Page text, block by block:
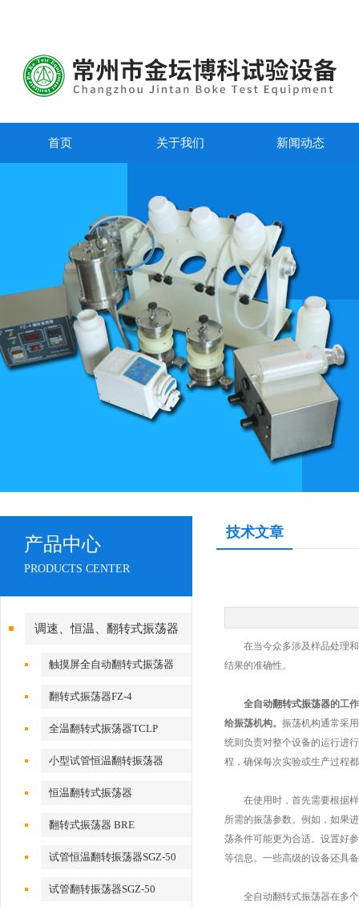
首页 关于我们 新闻动态
产品中心
PRODUCTS CENTER
调速、恒温、翻转式振荡器
触摸屏全自动翻转式振荡器
翻转式振荡器FZ-4
全温翻转式振荡器TCLP
小型试管恒温翻转振荡器
恒温翻转式振荡器
翻转式振荡器 BRE
试管恒温翻转振荡器SGZ-50
试管翻转振荡器SGZ-50
技术文章
在当今众多涉及样品处理和
结果的准确性。
全自动翻转式振荡器的工
给振荡机构。 振荡机构通常采
统则负责对整个设备的运行进
程，确保每次实验或生产过程
在使用时，首先需要根据样
所需的振荡参数。例如，如果
荡条件可能更为合适。设置好
等信息。一些高级的设备还具
全自动翻转式振荡器在多个